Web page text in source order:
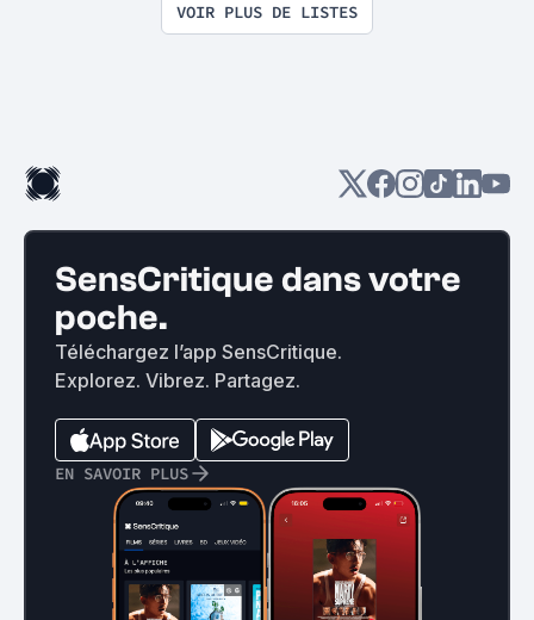
VOIR PLUS DE LISTES
SensCritique dans votre
poche.
Téléchargez l’app SensCritique.
Explorez. Vibrez. Partagez.
EN SAVOIR PLUS